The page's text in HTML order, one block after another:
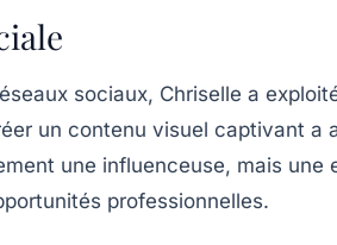
sociaux, Chriselle a
un contenu visuel captivant a
une influenceuse, mais une
professionnelles.